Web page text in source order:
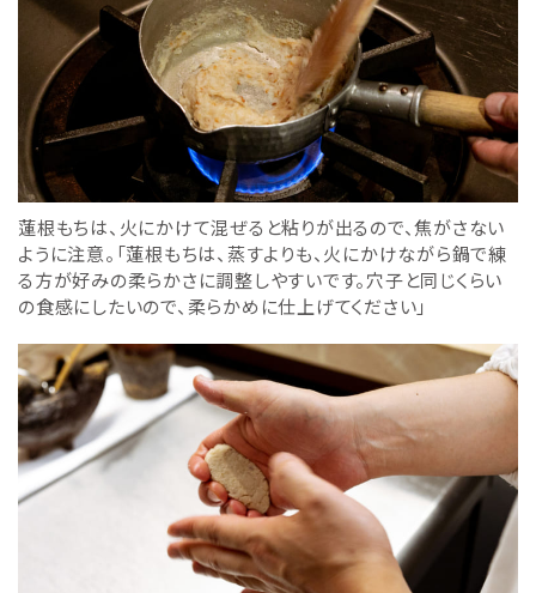
蓮根もちは、火にかけて混ぜると粘りが出るので、焦がさない
ように注意。「蓮根もちは、蒸すよりも、火にかけながら鍋で練
る方が好みの柔らかさに調整しやすいです。穴子と同じくらい
の食感にしたいので、柔らかめに仕上げてください」